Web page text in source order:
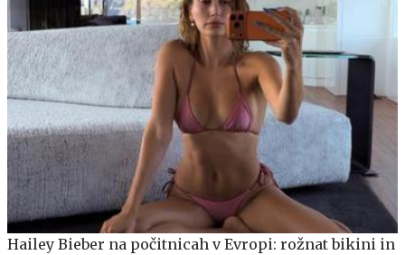
Hailey Bieber na počitnicah v Evropi: rožnat bikini in